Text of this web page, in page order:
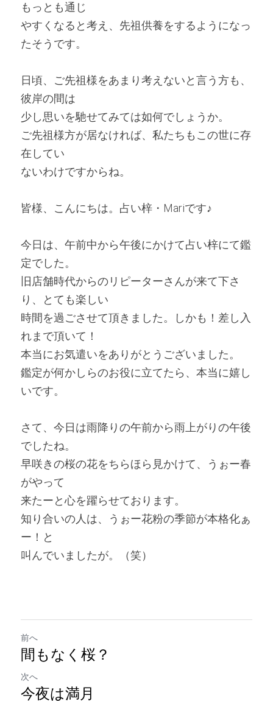
もっとも通じ
やすくなると考え、先祖供養をするようになっ
たそうです。
日頃、ご先祖様をあまり考えないと言う方も、
彼岸の間は
少し思いを馳せてみては如何でしょうか。
ご先祖様方が居なければ、私たちもこの世に存
在してい
ないわけですからね。
皆様、こんにちは。占い梓・Mariです♪
今日は、午前中から午後にかけて占い梓にて鑑
定でした。
旧店舗時代からのリピーターさんが来て下さ
り、とても楽しい
時間を過ごさせて頂きました。しかも！差し入
れまで頂いて！
本当にお気遣いをありがとうございました。
鑑定が何かしらのお役に立てたら、本当に嬉し
いです。
さて、今日は雨降りの午前から雨上がりの午後
でしたね。
早咲きの桜の花をちらほら見かけて、うぉー春
がやって
来たーと心を躍らせております。
知り合いの人は、うぉー花粉の季節が本格化ぁ
ー！と
叫んでいましたが。（笑）
前へ
間もなく桜？
次へ
今夜は満月